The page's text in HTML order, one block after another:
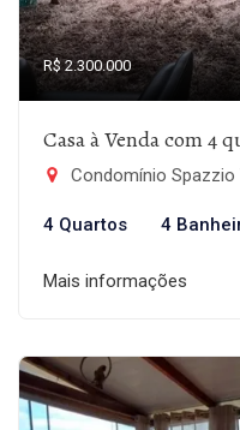
R$ 2.300.000
Casa à Venda com 4
Condomínio
4 Quartos 4
Mais informações